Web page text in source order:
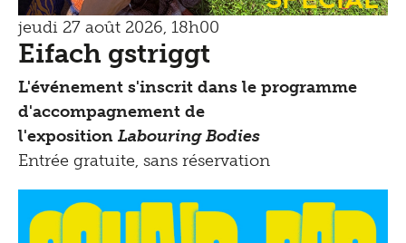
jeudi 27 août 2026, 18h00
Eifach gstriggt
L'événement s'inscrit dans le programme
d'accompagnement de
l'exposition Labouring Bodies
Entrée gratuite, sans réservation